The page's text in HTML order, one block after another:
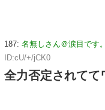
187: 名無しさん＠涙目です
ID:cU/+/jCK0
全力否定されてて